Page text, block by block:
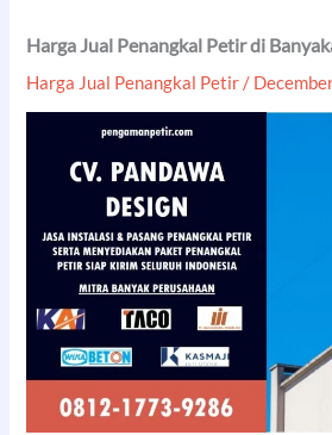
Harga Jual Penangkal Petir di
Harga Jual Penangkal Petir /